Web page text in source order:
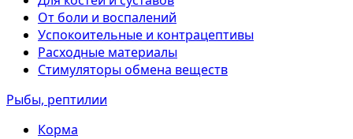
От боли и воспалений
Успокоительные и контрацептивы
Расходные материалы
Стимуляторы обмена веществ
Рыбы, рептилии
Корма